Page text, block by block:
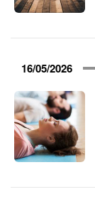
16/05/2026